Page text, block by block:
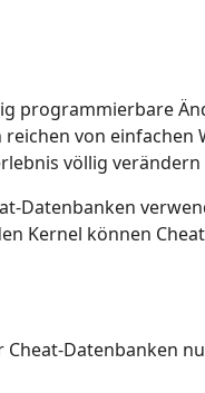
programmierbare
von einfachen
völlig
Datenbanken
Kernel können
Datenbanken